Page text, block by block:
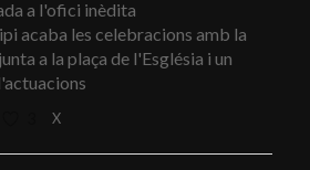
a l'ofici inèdita
acaba les celebracions amb la
a la plaça de l'Església i un
X